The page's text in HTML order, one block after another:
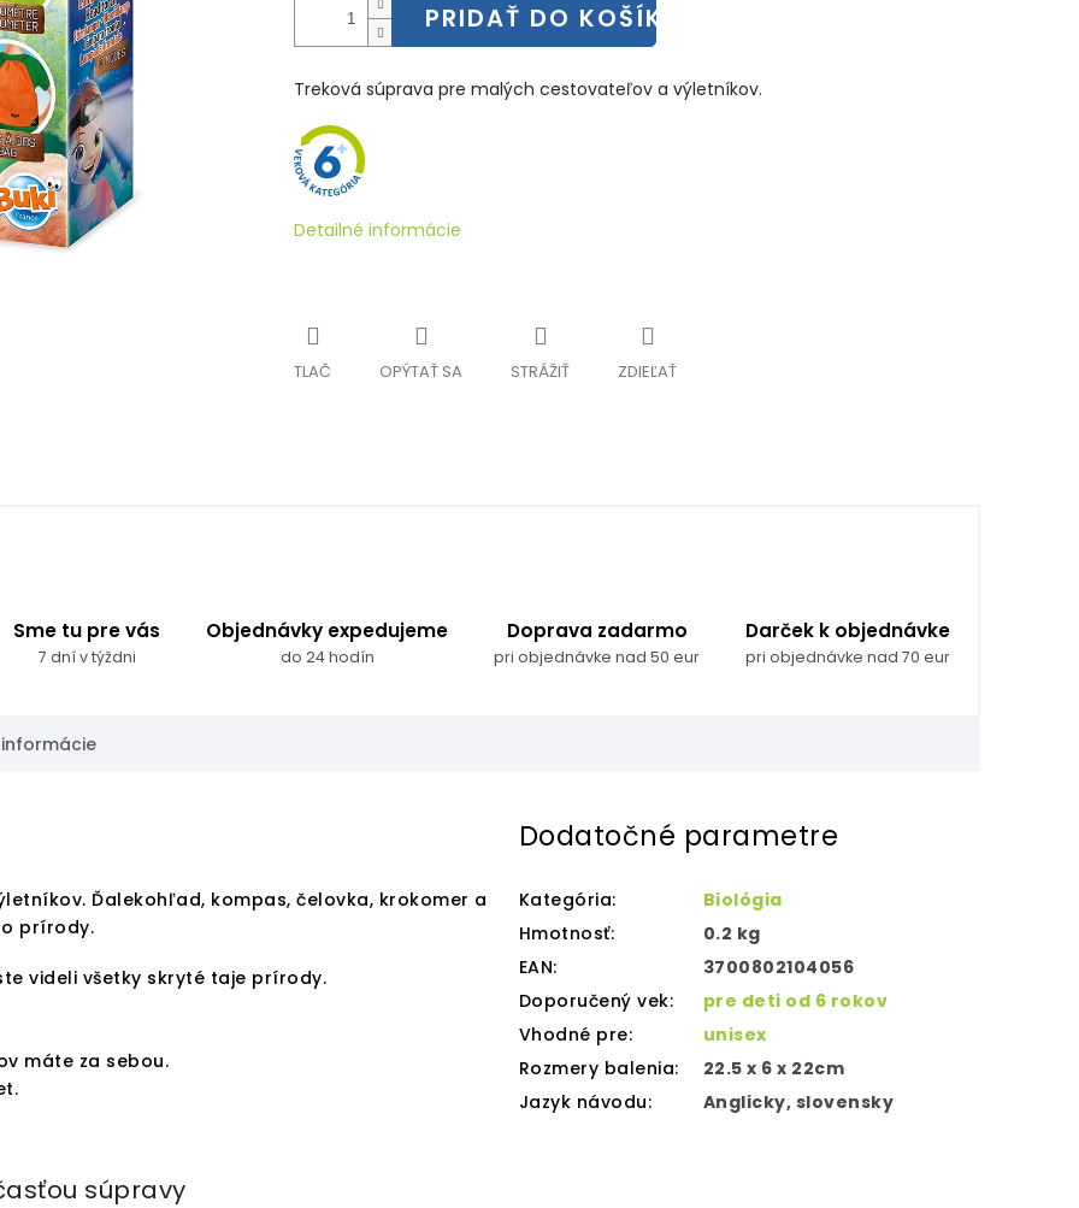
PRIDAŤ DO KOŠÍKA
Treková súprava pre malých cestovateľov a výletníkov.
Detailné informácie
TLAČ OPÝTAŤ SA STRÁŽIŤ ZDIEĽAŤ
Sme tu pre vás
7 dní v týždni
Objednávky expedujeme
do 24 hodín
Doprava zadarmo
pri objednávke nad 50 eur
Darček k objednávke
pri objednávke nad 70 eur
Ďalekohľad, kompas, čelovka, krokomer a
prírody.
videli všetky skryté taje prírody.
máte za sebou.
súpravy
Dodatočné parametre
Kategória:
Biológia
Hmotnosť:
0.2 kg
EAN:
3700802104056
Doporučený vek:
pre deti od 6 rokov
Vhodné pre:
unisex
Rozmery balenia:
22.5 x 6 x 22cm
Jazyk návodu: Anglicky, slovensky